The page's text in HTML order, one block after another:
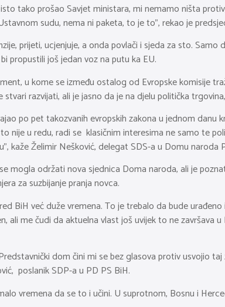
tako prošao Savjet ministara, mi nemamo ništa
sudu, nema ni paketa, to je to”, rekao je
prijeti, ucjenjuje, a onda povlači i sjeda za sto.
propustili još jedan voz na putu ka EU.
u kome se između ostalog od Evropske komisije
razvijati, ali je jasno da je na djelu politička
po pet takozvanih evropskih zakona u jednom
nije u redu, radi se klasičnim interesima ne samo te
kaže Želimir Nešković, delegat SDS-a u Domu naroda
mogla održati nova sjednica Doma naroda, ali je
za suzbijanje pranja novca.
BiH već duže vremena. To je trebalo da bude
ali me čudi da aktuelna vlast još uvijek to ne
dom čini mi se bez glasova protiv usvojio
poslanik SDP-a u PD PS BiH.
vremena da se to i učini. U suprotnom, Bosnu i